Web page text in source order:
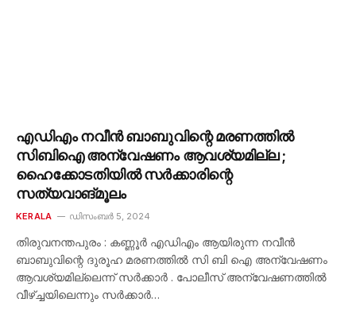
എഡിഎം നവീൻ ബാബുവിന്റെ മരണത്തിൽ
സിബിഐ അന്വേഷണം ആവശ്യമില്ല ;
ഹൈക്കോടതിയിൽ സർക്കാരിന്റെ
സത്യവാങ്മൂലം
KERALA ഡിസംബർ 5, 2024
തിരുവനന്തപുരം : കണ്ണൂർ എഡിഎം ആയിരുന്ന നവീൻ
ബാബുവിന്റെ ദുരൂഹ മരണത്തിൽ സി ബി ഐ അന്വേഷണം
ആവശ്യമില്ലെന്ന് സർക്കാർ . പോലീസ് അന്വേഷണത്തിൽ
വീഴ്ച്ചയിലെന്നും സർക്കാർ…